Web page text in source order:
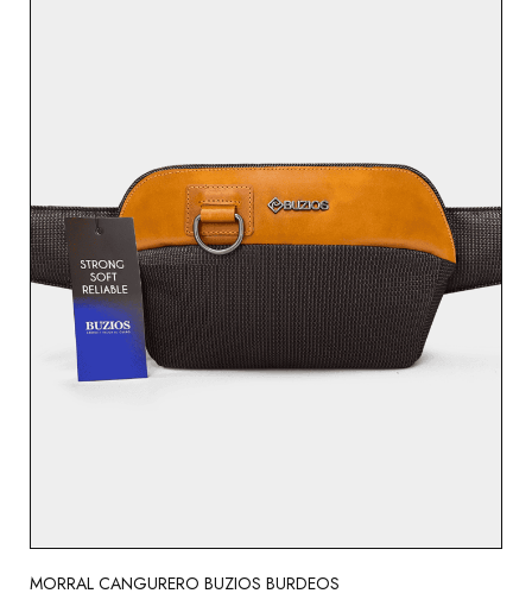
MORRAL CANGURERO BUZIOS BURDEOS